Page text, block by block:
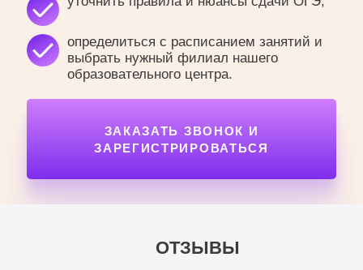
определиться с расписанием занятий и
выбрать нужный филиал нашего
образовательного центра.
ЗАКАЗАТЬ ЗВОНОК И
ЗАРЕГИСТРИРОВАТЬСЯ
ОТЗЫВЫ